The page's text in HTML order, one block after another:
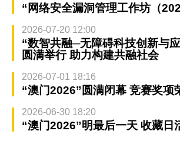
“网络安全漏洞管理工作坊（
2026-07-20 12:00
“数智共融─无障碍科技创新与
圆满举行 助力构建共融社会
2026-07-01 18:16
“澳门2026”圆满闭幕 竞赛奖项
2026-06-30 18:20
“澳门2026”明最后一天 收藏日